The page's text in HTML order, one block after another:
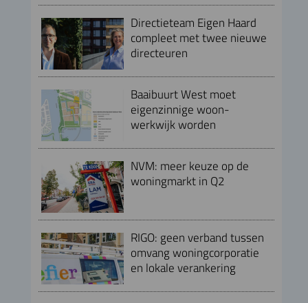
Directieteam Eigen Haard
compleet met twee nieuwe
directeuren
Baaibuurt West moet
eigenzinnige woon-
werkwijk worden
NVM: meer keuze op de
woningmarkt in Q2
RIGO: geen verband tussen
omvang woningcorporatie
en lokale verankering